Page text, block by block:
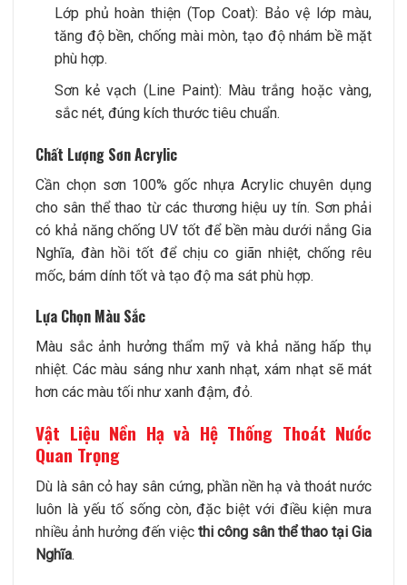
Lớp phủ hoàn thiện (Top Coat): Bảo vệ lớp màu,
tăng độ bền, chống mài mòn, tạo độ nhám bề mặt
phù hợp.
Sơn kẻ vạch (Line Paint): Màu trắng hoặc vàng,
sắc nét, đúng kích thước tiêu chuẩn.
Chất Lượng Sơn Acrylic
Cần chọn sơn 100% gốc nhựa Acrylic chuyên dụng
cho sân thể thao từ các thương hiệu uy tín. Sơn phải
có khả năng chống UV tốt để bền màu dưới nắng Gia
Nghĩa, đàn hồi tốt để chịu co giãn nhiệt, chống rêu
mốc, bám dính tốt và tạo độ ma sát phù hợp.
Lựa Chọn Màu Sắc
Màu sắc ảnh hưởng thẩm mỹ và khả năng hấp thụ
nhiệt. Các màu sáng như xanh nhạt, xám nhạt sẽ mát
hơn các màu tối như xanh đậm, đỏ.
Vật Liệu Nền Hạ và Hệ Thống Thoát Nước
Quan Trọng
Dù là sân cỏ hay sân cứng, phần nền hạ và thoát nước
luôn là yếu tố sống còn, đặc biệt với điều kiện mưa
nhiều ảnh hưởng đến việc thi công sân thể thao tại Gia
Nghĩa.